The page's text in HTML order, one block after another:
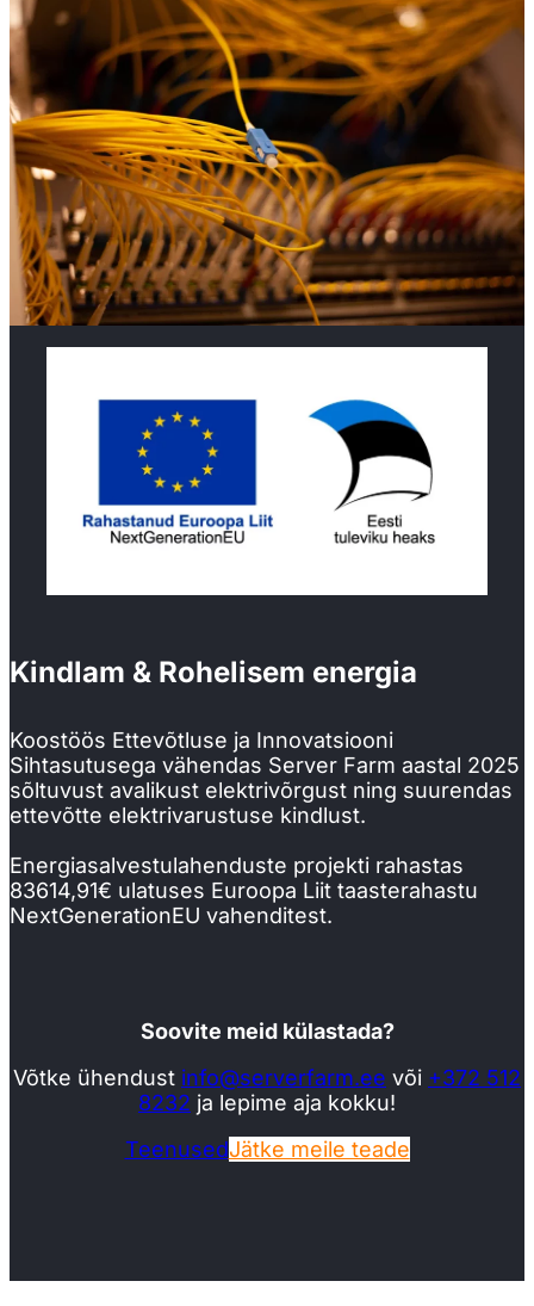
Kindlam & Rohelisem energia
Koostöös Ettevõtluse ja Innovatsiooni
Sihtasutusega vähendas Server Farm aastal 2025
sõltuvust avalikust elektrivõrgust ning suurendas
ettevõtte elektrivarustuse kindlust.
Energiasalvestulahenduste projekti rahastas
83614,91€ ulatuses Euroopa Liit taasterahastu
NextGenerationEU vahenditest.
Soovite meid külastada?
Võtke ühendust info@serverfarm.ee või +372 512
8232 ja lepime aja kokku!
TeenusedJätke meile teade